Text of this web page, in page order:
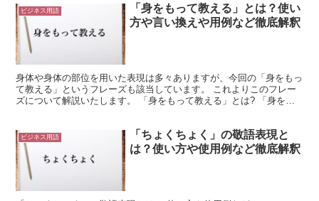
ビジネス用語
「身をもって教える」とは？使い
方や言い換えや用例など徹底解釈
身体や身体の部位を用いた表現は多々ありますが、今回の「身をもっ
て教える」というフレーズも該当しています。 これよりこのフレー
ズについて解説いたします。 「身をもって教える」とは? 「身をも
ビジネス用語
「ちょくちょく」の敬語表現と
は？使い方や使用例など徹底解釈